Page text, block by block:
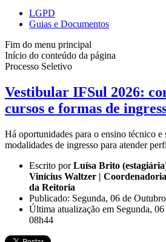
LGPD
Guias e Documentos
Fim do menu principal
Início do conteúdo da página
Processo Seletivo
Vestibular IFSul 2026:
cursos e formas de
Há oportunidades para o ensino técnico e
modalidades de ingresso para atender
Escrito porLuísa Brito
Vinícius Waltzer |
da Reitoria
Publicado: Segunda, 06 de
Última atualização em Segunda,
08h44